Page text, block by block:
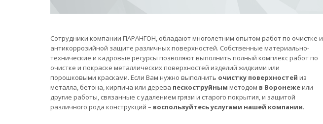
Сотрудники компании ПАРАНГОН, обладают многолетним опытом работ по очистке и
антикоррозийной защите различных поверхностей. Собственные материально-
технические и кадровые ресурсы позволяют выполнить полный комплекс работ по
очистке и покраске металлических поверхностей изделий жидкими или
порошковыми красками. Если Вам нужно выполнить очистку поверхностей из
металла, бетона, кирпича или дерева пескоструйным методом в Воронежеили
другие работы, связанные с удалением грязи и старого покрытия, и защитой
различного рода конструкций – воспользуйтесь услугами нашей компании.